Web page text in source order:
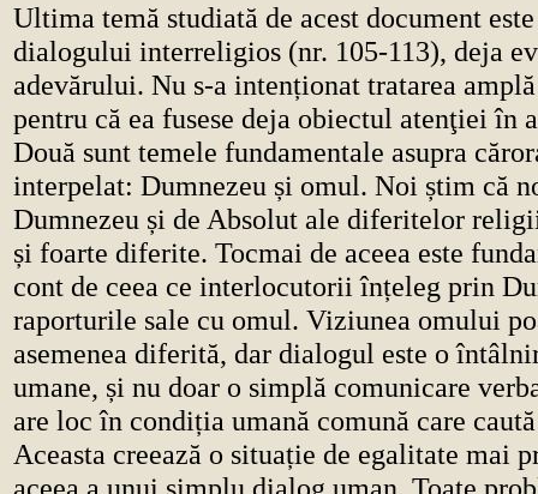
Ultima temă studiată de acest document este
dialogului interreligios (nr. 105-113), deja
adevărului. Nu s-a intenționat tratarea
pentru că ea fusese deja obiectul atenţiei în
Două sunt temele fundamentale asupra
interpelat: Dumnezeu și omul. Noi știm că
Dumnezeu și de Absolut ale diferitelor
și foarte diferite. Tocmai de aceea este
cont de ceea ce interlocutorii înțeleg prin
raporturile sale cu omul. Viziunea omului
asemenea diferită, dar dialogul este o
umane, și nu doar o simplă comunicare
are loc în condiția umană comună care
Aceasta creează o situație de egalitate mai
aceea a unui simplu dialog uman. Toate